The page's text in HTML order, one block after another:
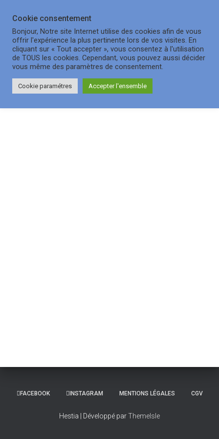
BLOG
FACEBOOK INSTAGRAM MENTIONS LÉGALES CGV
Hestia | Développé parThemeIsle
Cookie consentement
Bonjour, Notre site Internet utilise des cookies afin de vous
offrir l'expérience la plus pertinente lors de vos visites. En
cliquant sur « Tout accepter », vous consentez à l'utilisation
de TOUS les cookies. Cependant, vous pouvez aussi décider
vous même des paramètres de consentement.
Cookie paramétres Accepter l'ensemble